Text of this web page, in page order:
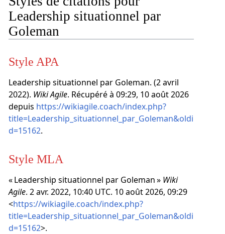
Leadership situationnel par
Goleman
Style APA
Leadership situationnel par Goleman. (2 avril
2022). Wiki Agile. Récupéré à 09:29, 10 août 2026
depuis https://wikiagile.coach/index.php?
title=Leadership_situationnel_par_Goleman&oldi
d=15162.
Style MLA
« Leadership situationnel par Goleman » Wiki
Agile. 2 avr. 2022, 10:40 UTC. 10 août 2026, 09:29
<https://wikiagile.coach/index.php?
title=Leadership_situationnel_par_Goleman&oldi
d=15162>.